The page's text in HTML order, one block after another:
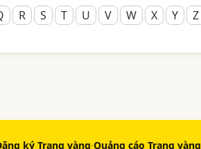
R S T U V W X Y Z
ký Trang vàng·Quảng cáo Trang vàng